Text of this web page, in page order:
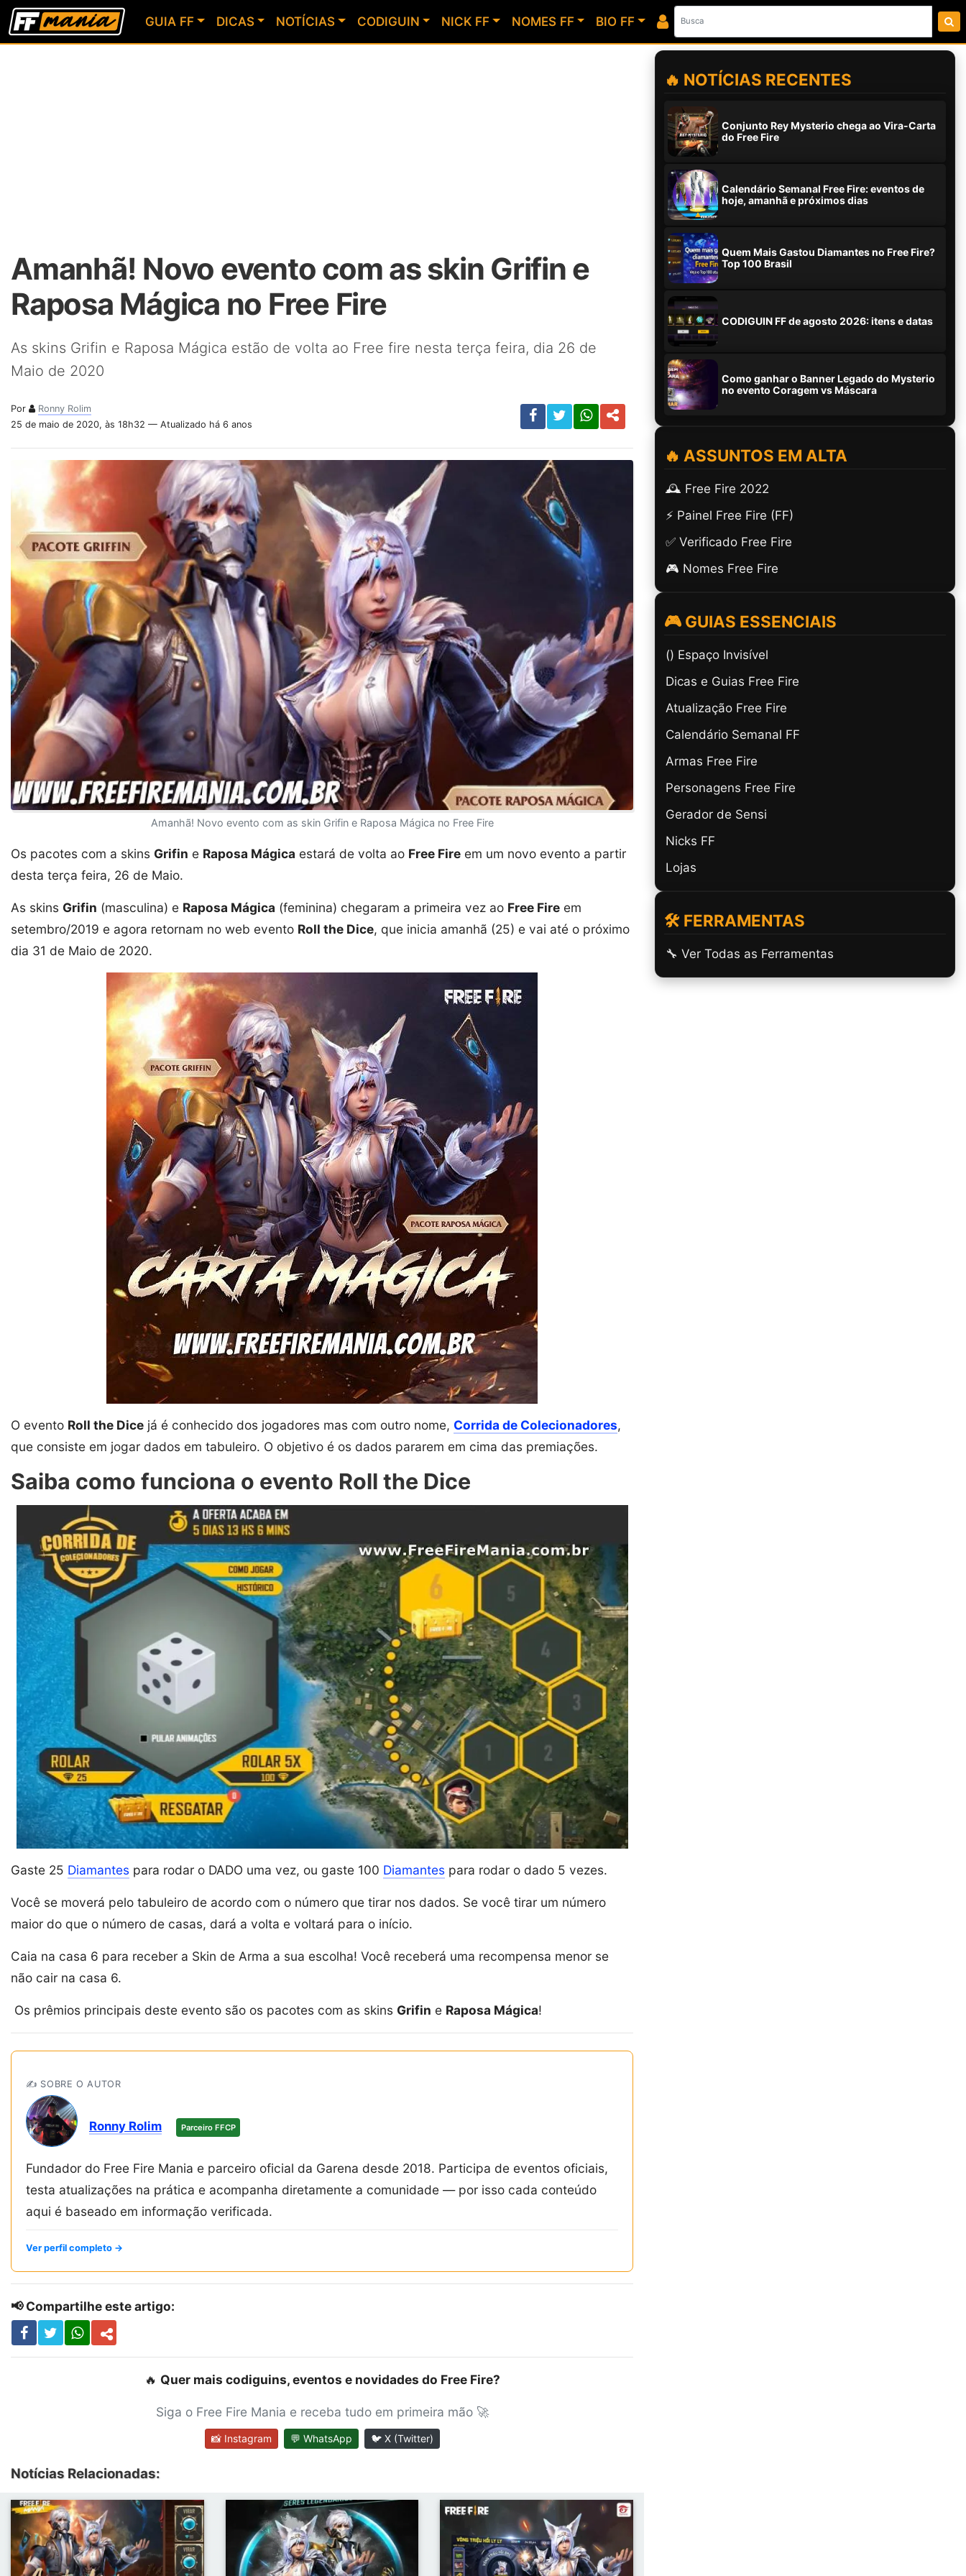
GUIA FF DICAS NOTÍCIAS CODIGUIN NICK FF NOMES FF BIO FF
Amanhã! Novo evento com as skin Grifin e
Raposa Mágica no Free Fire
As skins Grifin e Raposa Mágica estão de volta ao Free fire nesta terça feira, dia 26 de
Maio de 2020
Por
Ronny Rolim
25 de maio de 2020, às 18h32 — Atualizado há 6 anos
Amanhã! Novo evento com as skin Grifin e Raposa Mágica no Free Fire
Os pacotes com a skins Grifin e Raposa Mágica estará de volta ao Free Fire em um novo evento a partir
desta terça feira, 26 de Maio.
As skins Grifin (masculina) e Raposa Mágica (feminina) chegaram a primeira vez ao Free Fire em
setembro/2019 e agora retornam no web evento Roll the Dice, que inicia amanhã (25) e vai até o próximo
dia 31 de Maio de 2020.
O evento Roll the Dice já é conhecido dos jogadores mas com outro nome, Corrida de Colecionadores,
que consiste em jogar dados em tabuleiro. O objetivo é os dados pararem em cima das premiações.
Saiba como funciona o evento Roll the Dice
Gaste 25 Diamantes para rodar o DADO uma vez, ou gaste 100 Diamantes para rodar o dado 5 vezes.
Você se moverá pelo tabuleiro de acordo com o número que tirar nos dados. Se você tirar um número
maior do que o número de casas, dará a volta e voltará para o início.
Caia na casa 6 para receber a Skin de Arma a sua escolha! Você receberá uma recompensa menor se
não cair na casa 6.
Os prêmios principais deste evento são os pacotes com as skins Grifin e Raposa Mágica!
✍️ SOBRE O AUTOR
Ronny Rolim Parceiro FFCP
Fundador do Free Fire Mania e parceiro oficial da Garena desde 2018. Participa de eventos oficiais,
testa atualizações na prática e acompanha diretamente a comunidade — por isso cada conteúdo
aqui é baseado em informação verificada.
Ver perfil completo →
📢 Compartilhe este artigo:
🔥 Quer mais codiguins, eventos e novidades do Free Fire?
Siga o Free Fire Mania e receba tudo em primeira mão 🚀
📸 Instagram 💬 WhatsApp 🐦 X (Twitter)
Notícias Relacionadas:
🔥 NOTÍCIAS RECENTES
Conjunto Rey Mysterio chega ao Vira-Carta
do Free Fire
Calendário Semanal Free Fire: eventos de
hoje, amanhã e próximos dias
Quem Mais Gastou Diamantes no Free Fire?
Top 100 Brasil
CODIGUIN FF de agosto 2026: itens e datas
Como ganhar o Banner Legado do Mysterio
no evento Coragem vs Máscara
🔥 ASSUNTOS EM ALTA
🕰️ Free Fire 2022
⚡ Painel Free Fire (FF)
✅ Verificado Free Fire
🎮 Nomes Free Fire
🎮 GUIAS ESSENCIAIS
(ㅤ) Espaço Invisível
Dicas e Guias Free Fire
Atualização Free Fire
Calendário Semanal FF
Armas Free Fire
Personagens Free Fire
Gerador de Sensi
Nicks FF
Lojas
🛠️ FERRAMENTAS
🔧 Ver Todas as Ferramentas